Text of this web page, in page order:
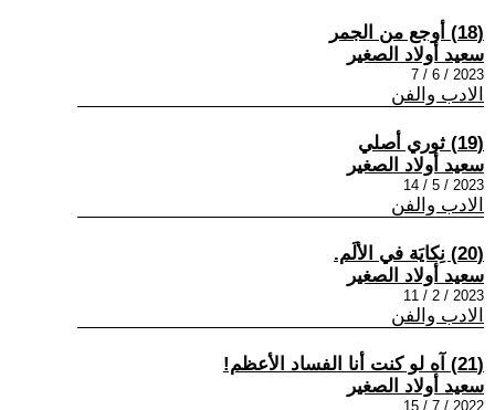
(18) أوجع من الجمر
سعيد أولاد الصغير
2023 / 6 / 7
الادب والفن
(19) ثوري أصلي
سعيد أولاد الصغير
2023 / 5 / 14
الادب والفن
(20) نِكايَة في الألَم.
سعيد أولاد الصغير
2023 / 2 / 11
الادب والفن
(21) آه لو كنت أنا الفساد الأعظم!
سعيد أولاد الصغير
2022 / 7 / 15